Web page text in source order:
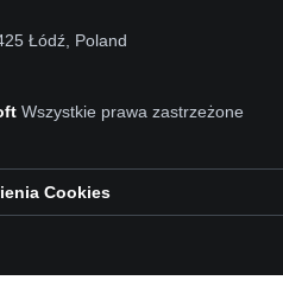
Łódź, Poland
Wszystkie prawa zastrzeżone
Cookies